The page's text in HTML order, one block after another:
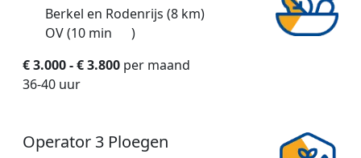
Berkel en Rodenrijs (8 km)
OV (10 min
)
€ 3.000 - € 3.800 per maand
36-40 uur
Operator 3 Ploegen